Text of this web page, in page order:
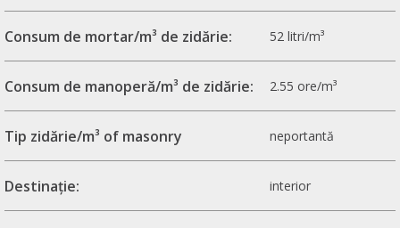
Consum de mortar/m³ de zidărie: 52 litri/m³
Consum de manoperă/m³ de zidărie: 2.55 ore/m³
Tip zidărie/m³ of masonry neportantă
Destinație: interior